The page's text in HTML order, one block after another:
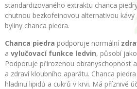
standardizovaného extraktu chanca
chutnou bezkofeinovou alternativou
byliny chanca piedra.
Chanca piedra podporuje normální
a vylučovací funkce ledvin, působí jako
Podporuje přirozenou obranyschopnost
a zdraví kloubního aparátu. Chanca
hladinu lipidů a cukrů v krvi. Má příznivé